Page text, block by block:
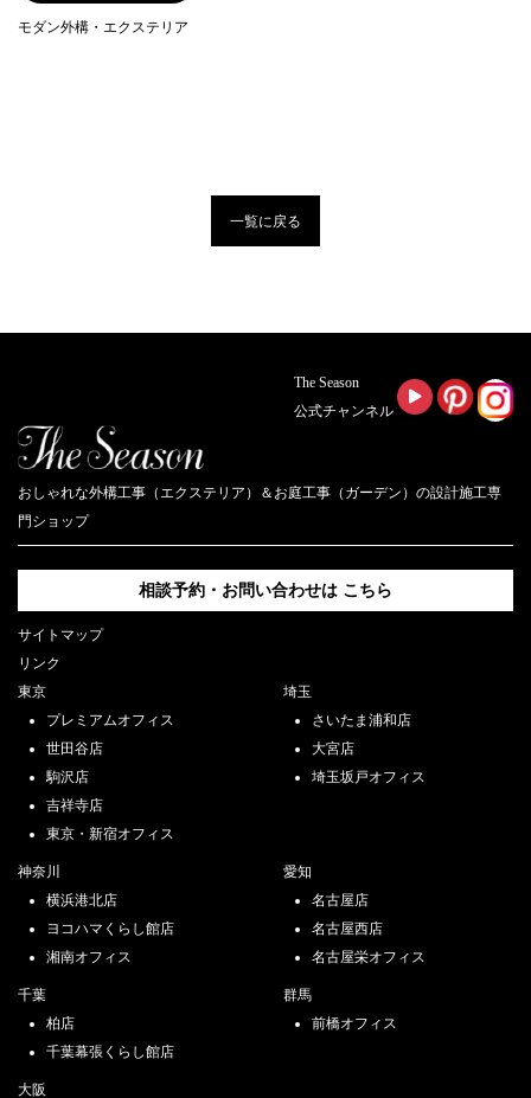
モダン外構・エクステリア
一覧に戻る
The Season
公式チャンネル
おしゃれな外構工事（エクステリア）＆お庭工事（ガーデン）の設計施工専
門ショップ
相談予約・お問い合わせは こちら
サイトマップ
リンク
東京
プレミアムオフィス
世田谷店
駒沢店
吉祥寺店
東京・新宿オフィス
千葉
柏店
千葉幕張くらし館店
群馬
前橋オフィス
愛知
名古屋店
名古屋西店
名古屋栄オフィス
神奈川
横浜港北店
ヨコハマくらし館店
湘南オフィス
埼玉
さいたま浦和店
大宮店
埼玉坂戸オフィス
大阪